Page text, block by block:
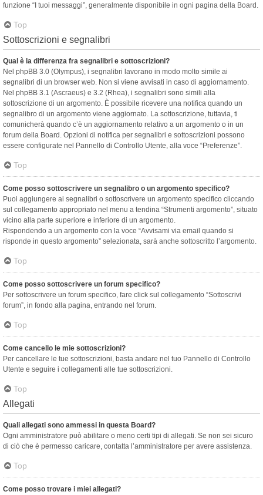
funzione “I tuoi messaggi”, generalmente disponibile in ogni pagina della Board.
Top
Sottoscrizioni e segnalibri
Qual è la differenza fra segnalibri e sottoscrizioni?
Nel phpBB 3.0 (Olympus), i segnalibri lavorano in modo molto simile ai
segnalibri di un browser web. Non si viene avvisati in caso di aggiornamento.
Nel phpBB 3.1 (Ascraeus) e 3.2 (Rhea), i segnalibri sono simili alla
sottoscrizione di un argomento. È possibile ricevere una notifica quando un
segnalibro di un argomento viene aggiornato. La sottoscrizione, tuttavia, ti
comunicherà quando c’è un aggiornamento relativo a un argomento o in un
forum della Board. Opzioni di notifica per segnalibri e sottoscrizioni possono
essere configurate nel Pannello di Controllo Utente, alla voce “Preferenze”.
Top
Come posso sottoscrivere un segnalibro o un argomento specifico?
Puoi aggiungere ai segnalibri o sottoscrivere un argomento specifico cliccando
sul collegamento appropriato nel menu a tendina “Strumenti argomento”, situato
vicino alla parte superiore e inferiore di un argomento.
Rispondendo a un argomento con la voce “Avvisami via email quando si
risponde in questo argomento” selezionata, sarà anche sottoscritto l’argomento.
Top
Come posso sottoscrivere un forum specifico?
Per sottoscrivere un forum specifico, fare click sul collegamento “Sottoscrivi
forum”, in fondo alla pagina, entrando nel forum.
Top
Come cancello le mie sottoscrizioni?
Per cancellare le tue sottoscrizioni, basta andare nel tuo Pannello di Controllo
Utente e seguire i collegamenti alle tue sottoscrizioni.
Top
Allegati
Quali allegati sono ammessi in questa Board?
Ogni amministratore può abilitare o meno certi tipi di allegati. Se non sei sicuro
di ciò che è permesso caricare, contatta l’amministratore per avere assistenza.
Top
Come posso trovare i miei allegati?